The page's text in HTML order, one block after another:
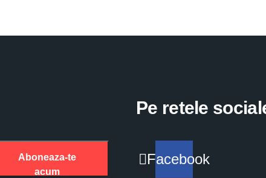
Aboneaza-te
acum
Pe retele
Facebook